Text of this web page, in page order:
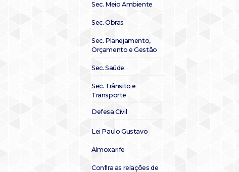
Sec. Meio Ambiente
Sec. Obras
Sec. Planejamento,
Orçamento e Gestão
Sec. Saúde
Sec. Trânsito e
Transporte
Defesa Civil
Lei Paulo Gustavo
Almoxarife
Confira as relações de